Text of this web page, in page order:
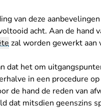
van deze
acht. Aan de hand
zal worden gewerkt
dat het om
in een procedure
de hand de reden van
dat mitsdien geenszins